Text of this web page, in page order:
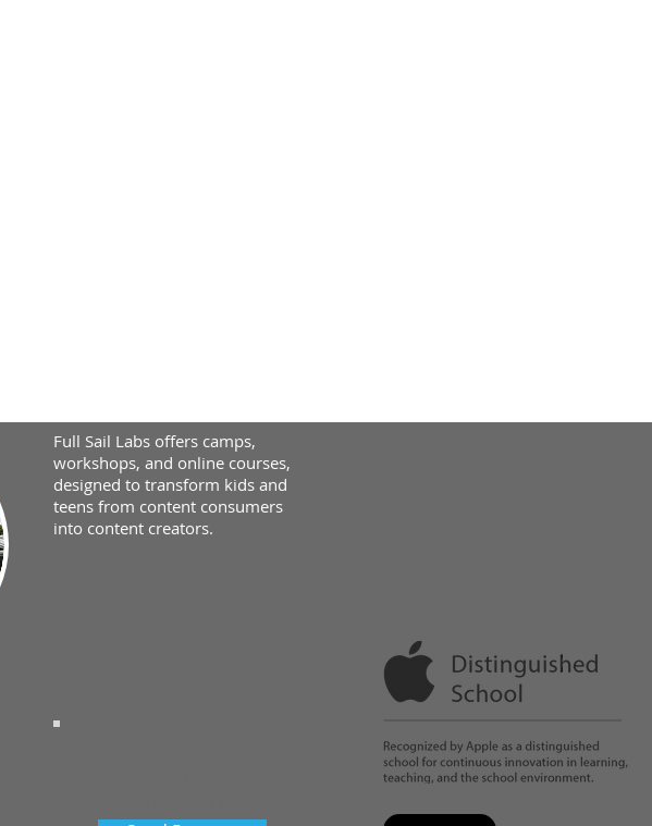
Full Sail Labs offers camps,
workshops, and online courses,
designed to transform kids and
teens from content consumers
into content creators.